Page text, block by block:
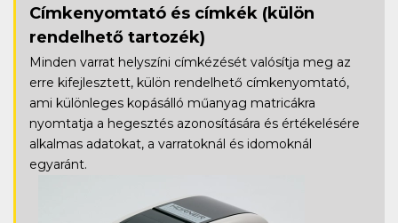
Címkenyomtató és címkék (külön
rendelhető tartozék)
Minden varrat helyszíni címkézését valósítja meg az
erre kifejlesztett, külön rendelhető címkenyomtató,
ami különleges kopásálló műanyag matricákra
nyomtatja a hegesztés azonosítására és értékelésére
alkalmas adatokat, a varratoknál és idomoknál
egyaránt.